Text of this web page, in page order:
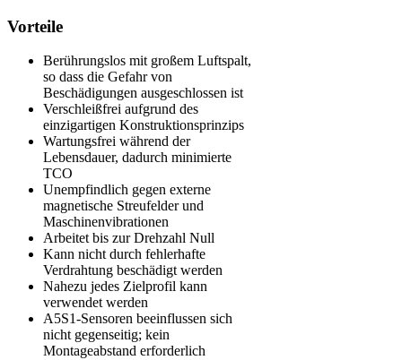
Vorteile
Berührungslos mit großem Luftspalt,
so dass die Gefahr von
Beschädigungen ausgeschlossen ist
Verschleißfrei aufgrund des
einzigartigen Konstruktionsprinzips
Wartungsfrei während der
Lebensdauer, dadurch minimierte
TCO
Unempfindlich gegen externe
magnetische Streufelder und
Maschinenvibrationen
Arbeitet bis zur Drehzahl Null
Kann nicht durch fehlerhafte
Verdrahtung beschädigt werden
Nahezu jedes Zielprofil kann
verwendet werden
A5S1-Sensoren beeinflussen sich
nicht gegenseitig; kein
Montageabstand erforderlich